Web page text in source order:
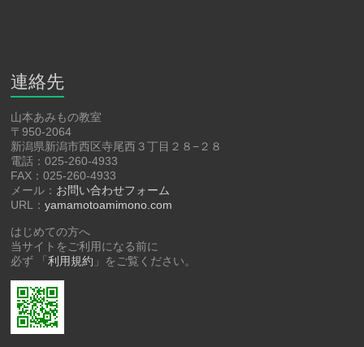
連絡先
山本あみもの教室
〒950-2064
新潟県新潟市西区寺尾西３丁目２８−２８
電話：025-260-4933
FAX：025-260-4933
メール： お問い合わせフォーム
URL：yamamotoamimono.com
はじめての方へ
当サイトをご利用になる前に
必ず 「利用規約 」をご覧ください。